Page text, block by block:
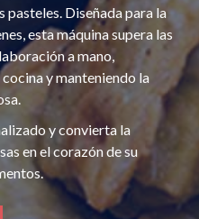
pasteles. Diseñada para la
esta máquina supera las
a mano,
y manteniendo la
y convierta la
en el corazón de su